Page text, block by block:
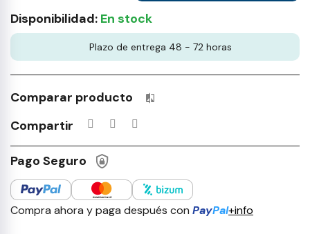
Disponibilidad: En stock
Plazo de entrega 48 - 72 horas
Comparar producto Productos incluidos en tu lista
Compartir
Pago Seguro
Compra ahora y paga después con PayPal+info